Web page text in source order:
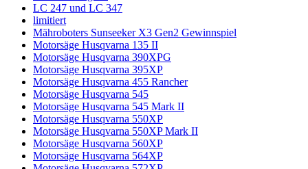
LC 247 und LC 347
limitiert
Mähroboters Sunseeker X3 Gen2 Gewinnspiel
Motorsäge Husqvarna 135 II
Motorsäge Husqvarna 390XPG
Motorsäge Husqvarna 395XP
Motorsäge Husqvarna 455 Rancher
Motorsäge Husqvarna 545
Motorsäge Husqvarna 545 Mark II
Motorsäge Husqvarna 550XP
Motorsäge Husqvarna 550XP Mark II
Motorsäge Husqvarna 560XP
Motorsäge Husqvarna 564XP